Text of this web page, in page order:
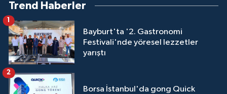
Trend Haberler
Bayburt'ta '2. Gastronomi
Festivali'nde yöresel lezzetler
yarıştı
1
Borsa İstanbul'da gong Quick
2